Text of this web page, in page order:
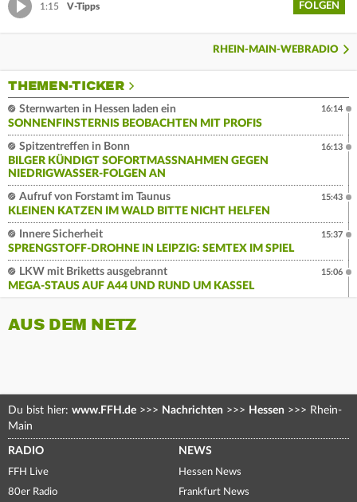
1:15 V-Tipps FOLGEN
RHEIN-MAIN-WEBRADIO
THEMEN-TICKER
Sternwarten in Hessen laden ein
SONNENFINSTERNIS BEOBACHTEN MIT PROFIS
16:14
Spitzentreffen in Bonn
BILGER KÜNDIGT SOFORTMASSNAHMEN GEGEN N
IEDRIGWASSER-FOLGEN AN
16:13
Aufruf von Forstamt im Taunus
KLEINEN KATZEN IM WALD BITTE NICHT HELFEN
15:43
Innere Sicherheit
SPRENGSTOFF-DROHNE IN LEIPZIG: SEMTEX IM SPIEL
15:37
LKW mit Briketts ausgebrannt
MEGA-STAUS AUF A44 UND RUND UM KASSEL
15:06
AUS DEM NETZ
Du bist hier: www.FFH.de >>> Nachrichten >>> Hessen >>> Rhein-
Main
RADIO
FFH Live
80er Radio
NEWS
Hessen News
Frankfurt News